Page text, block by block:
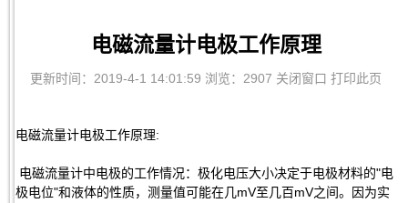
电磁流量计电极工作原理
更新时间：2019-4-1 14:01:59 浏览：2907 关闭窗口 打印此页
电磁流量计电极工作原理:
电磁流量计中电极的工作情况：极化电压大小决定于电极材料的"电
极电位"和液体的性质，测量值可能在几mV至几百mV之间。因为实